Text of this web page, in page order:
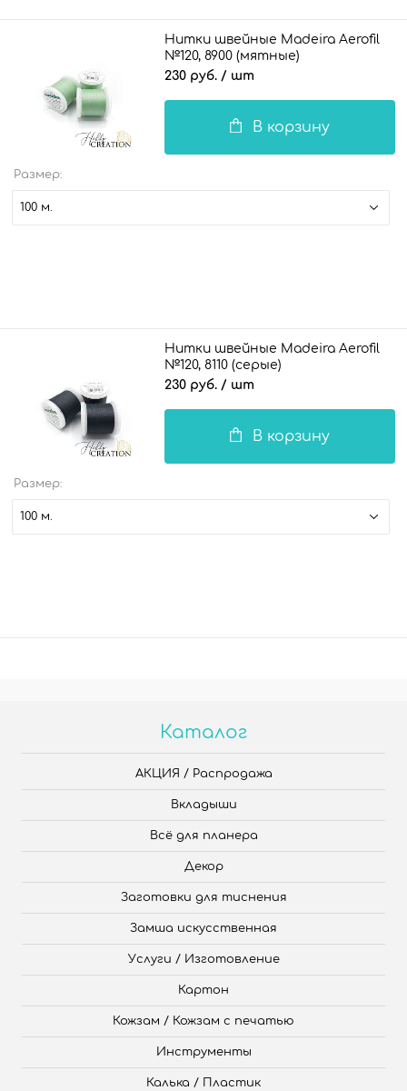
Нитки швейные Madeira Aerofil
№120, 8900 (мятные)
230 руб. / шт
В корзину
Размер:
100 м.
Нитки швейные Madeira Aerofil
№120, 8110 (серые)
230 руб. / шт
В корзину
Размер:
100 м.
Каталог
АКЦИЯ / Распродажа
Вкладыши
Всё для планера
Декор
Заготовки для тиснения
Замша искусственная
Услуги / Изготовление
Картон
Кожзам / Кожзам с печатью
Инструменты
Калька / Пластик